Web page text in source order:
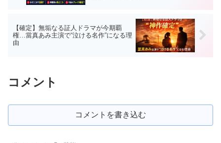
【確定】無垢なる証人ドラマが今期覇
権…當真あみ主演で“泣ける名作”になる理
由
コメント
コメントを書き込む